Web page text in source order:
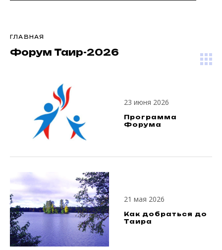
ГЛАВНАЯ
Форум Таир-2026
23 июня 2026
Программа
Форума
21 мая 2026
Как добраться до
Таира